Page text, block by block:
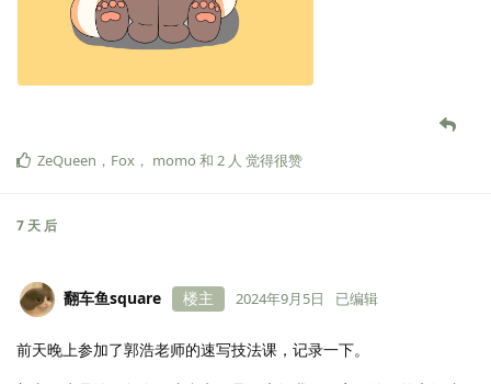
ZeQueen ， Fox ， momo 和 2 人 觉得很赞
7 天 后
翻车鱼square 楼主 2024年9月5日 已编辑
前天晚上参加了郭浩老师的速写技法课，记录一下。